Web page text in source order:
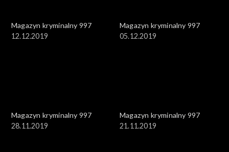
Magazyn kryminalny 997
12.12.2019
Magazyn kryminalny 997
05.12.2019
Magazyn kryminalny 997
28.11.2019
Magazyn kryminalny 997
21.11.2019